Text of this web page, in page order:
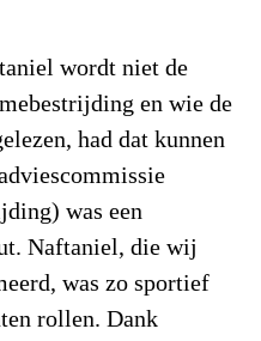
wordt niet de
en wie de
had dat kunnen
was een
Naftaniel, die wij
was zo sportief
rollen. Dank